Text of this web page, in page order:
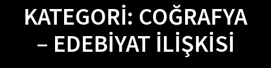
KATEGORI: COĞRAFYA
– EDEBIYAT İLIŞKISI